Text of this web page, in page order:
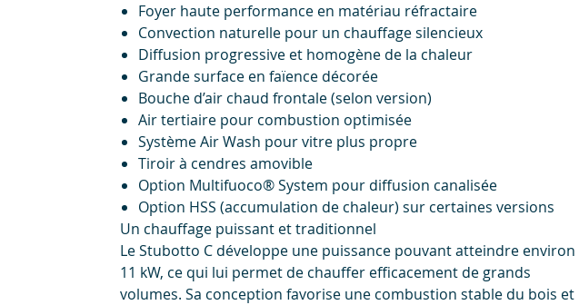
Foyer haute performance en matériau réfractaire
Convection naturelle pour un chauffage silencieux
Diffusion progressive et homogène de la chaleur
Grande surface en faïence décorée
Bouche d’air chaud frontale (selon version)
Air tertiaire pour combustion optimisée
Système Air Wash pour vitre plus propre
Tiroir à cendres amovible
Option Multifuoco® System pour diffusion canalisée
Option HSS (accumulation de chaleur) sur certaines versions
Un chauffage puissant et traditionnel
Le Stubotto C développe une puissance pouvant atteindre environ
11 kW, ce qui lui permet de chauffer efficacement de grands
volumes. Sa conception favorise une combustion stable du bois et